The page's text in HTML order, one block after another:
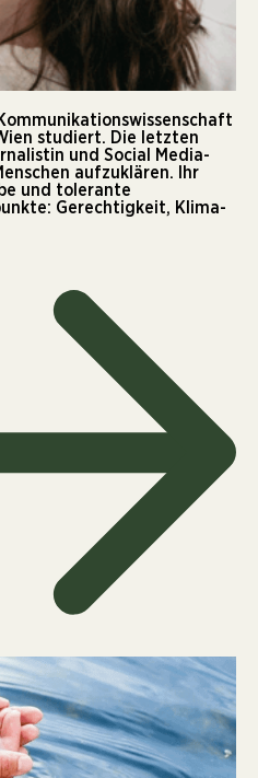
studiert. Die letzten
und Social Media-
aufzuklären. Ihr
und tolerante
Gerechtigkeit, Klima-